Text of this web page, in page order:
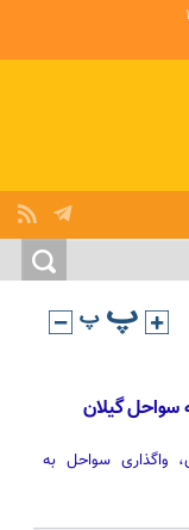
سواحل گیلان
واگذاری سواحل به